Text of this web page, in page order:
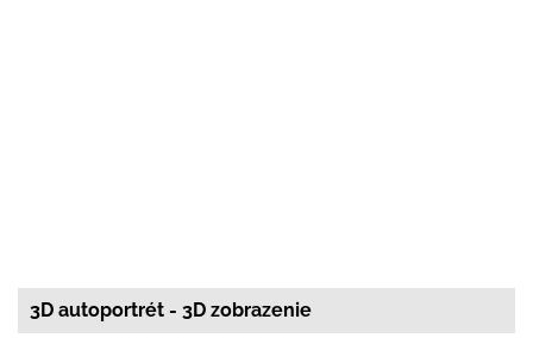
3D autoportrét - 3D zobrazenie